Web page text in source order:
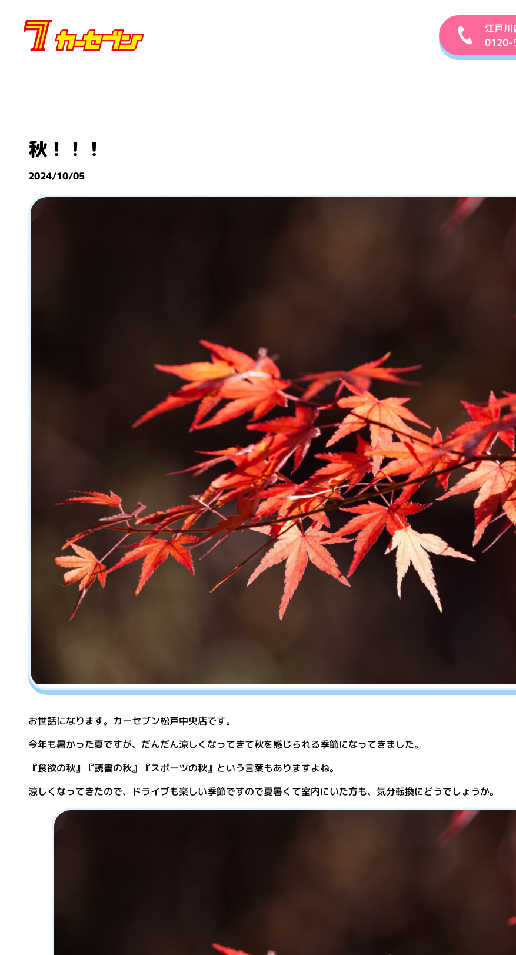
江戸川
0120-
秋！！！
2024/10/05
お世話になります。カーセブン松戸中央店です。
今年も暑かった夏ですが、だんだん涼しくなってきて秋を感じられる季節になってきました。
『食欲の秋』『読書の秋』『スポーツの秋』という言葉もありますよね。
涼しくなってきたので、ドライブも楽しい季節ですので夏暑くて室内にいた方も、気分転換にどうでしょうか。